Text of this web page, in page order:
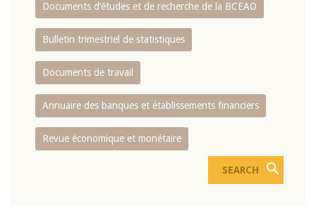
Documents d’études et de recherche de la BCEAO
Bulletin trimestriel de statistiques
Documents de travail
Annuaire des banques et établissements financiers
Revue économique et monétaire